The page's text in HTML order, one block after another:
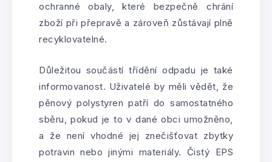
ochranné obaly, které bezpečně chrání
zboží při přepravě a zároveň zůstávají plně
recyklovatelné.
Důležitou součástí třídění odpadu je také
informovanost. Uživatelé by měli vědět, že
pěnový polystyren patří do samostatného
sběru, pokud je to v dané obci umožněno,
a že není vhodné jej znečišťovat zbytky
potravin nebo jinými materiály. Čistý EPS